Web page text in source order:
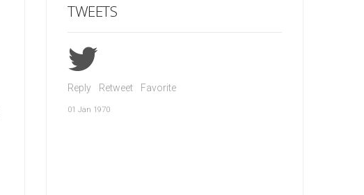
TWEETS
Reply Retweet Favorite
01 Jan 1970